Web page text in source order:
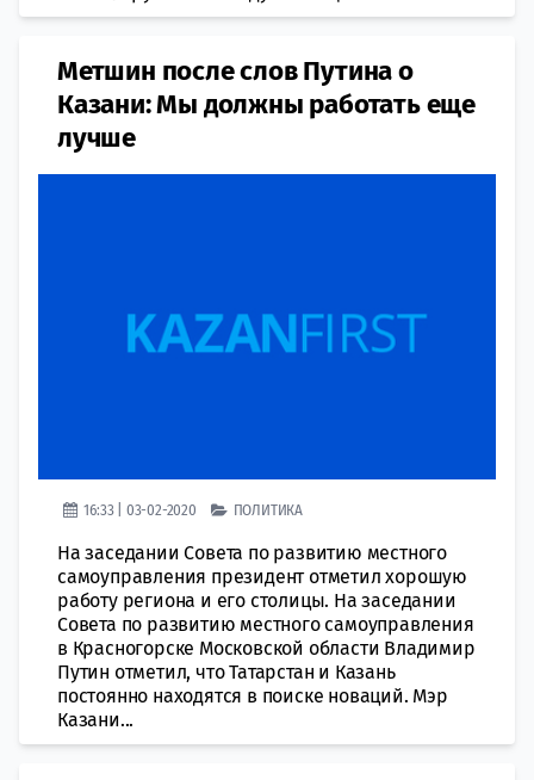
Метшин после слов Путина о
Казани: Мы должны работать еще
лучше
16:33 | 03-02-2020 ПОЛИТИКА
На заседании Совета по развитию местного
самоуправления президент отметил хорошую
работу региона и его столицы. На заседании
Совета по развитию местного самоуправления
в Красногорске Московской области Владимир
Путин отметил, что Татарстан и Казань
постоянно находятся в поиске новаций. Мэр
Казани...